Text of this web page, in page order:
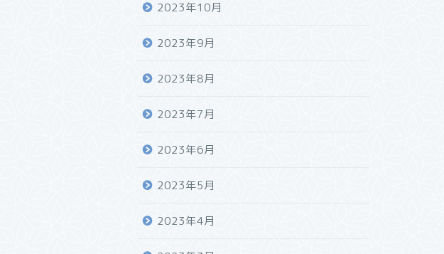
2023年10月
2023年9月
2023年8月
2023年7月
2023年6月
2023年5月
2023年4月